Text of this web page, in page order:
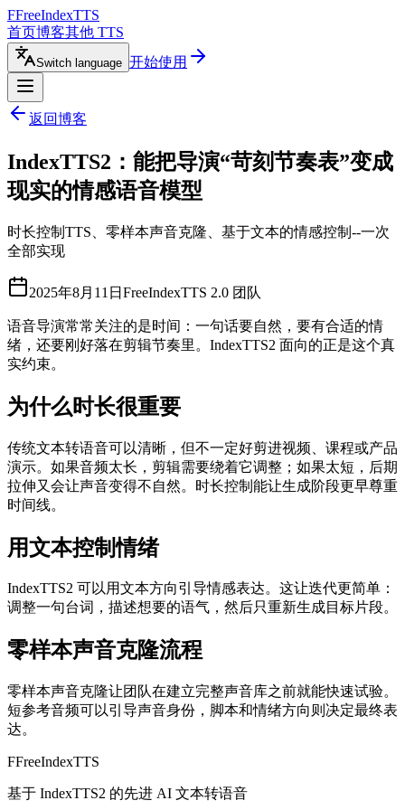
FFreeIndexTTS
首页博客其他 TTS
Switch language 开始使用
返回博客
IndexTTS2：能把导演“苛刻节奏表”变成
现实的情感语音模型
时长控制TTS、零样本声音克隆、基于文本的情感控制--一次
全部实现
2025年8月11日 FreeIndexTTS 2.0 团队
语音导演常常关注的是时间：一句话要自然，要有合适的情
绪，还要刚好落在剪辑节奏里。IndexTTS2 面向的正是这个真
实约束。
为什么时长很重要
传统文本转语音可以清晰，但不一定好剪进视频、课程或产品
演示。如果音频太长，剪辑需要绕着它调整；如果太短，后期
拉伸又会让声音变得不自然。时长控制能让生成阶段更早尊重
时间线。
用文本控制情绪
IndexTTS2 可以用文本方向引导情感表达。这让迭代更简单：
调整一句台词，描述想要的语气，然后只重新生成目标片段。
零样本声音克隆流程
零样本声音克隆让团队在建立完整声音库之前就能快速试验。
短参考音频可以引导声音身份，脚本和情绪方向则决定最终表
达。
FFreeIndexTTS
基于 IndexTTS2 的先进 AI 文本转语音